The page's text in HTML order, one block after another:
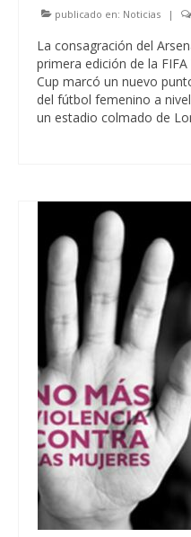
publicado en: Noticias |
La consagración del
primera edición de la FIFA
Cup marcó un nuevo
del fútbol femenino a
un estadio colmado de